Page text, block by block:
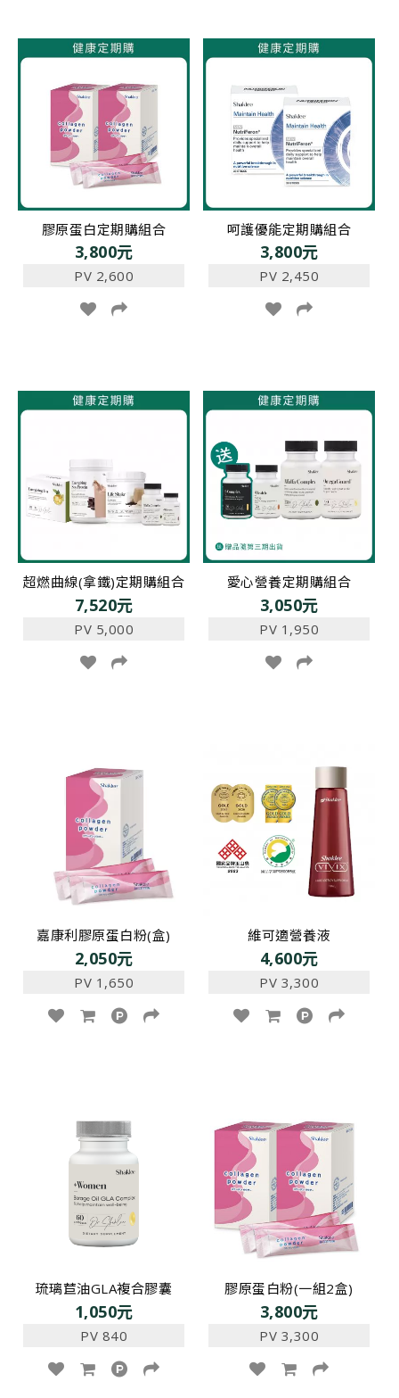
膠原蛋白定期購組合
3,800元
PV 2,600
呵護優能定期購組合
3,800元
PV 2,450
超燃曲線(拿鐵)定期購組合
7,520元
PV 5,000
愛心營養定期購組合
3,050元
PV 1,950
嘉康利膠原蛋白粉(盒)
2,050元
PV 1,650
維可適營養液
4,600元
PV 3,300
琉璃苣油GLA複合膠囊
1,050元
PV 840
膠原蛋白粉(一組2盒)
3,800元
PV 3,300